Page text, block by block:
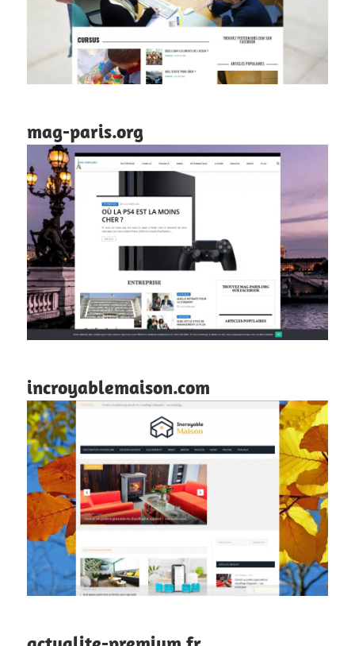
mag-paris.org
incroyablemaison.com